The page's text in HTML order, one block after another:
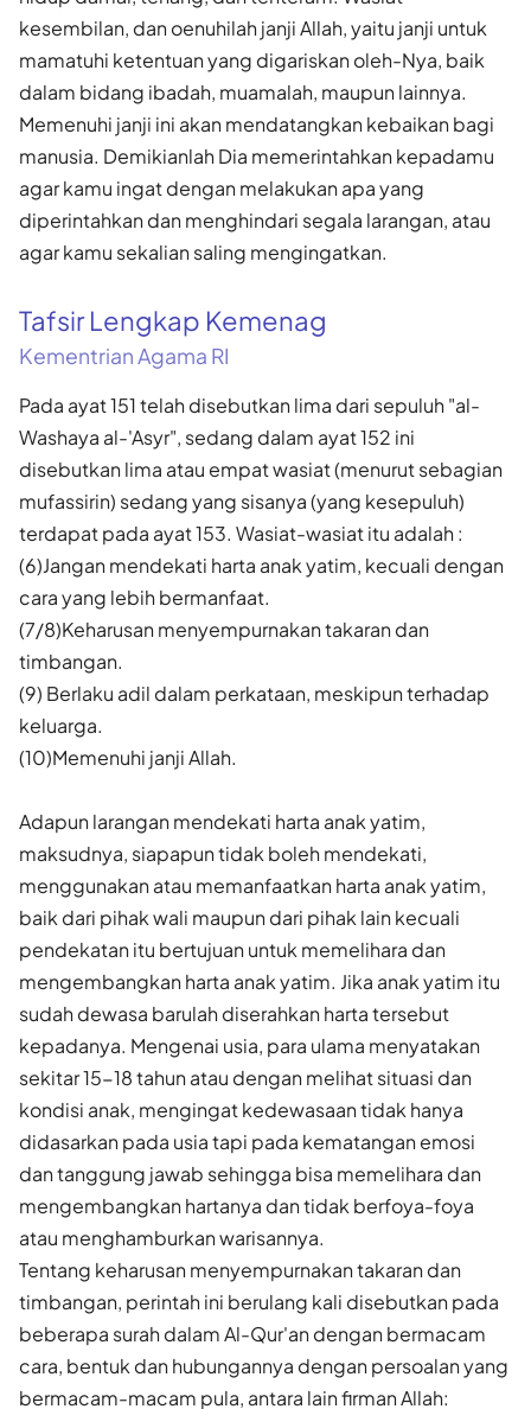
kesembilan, dan oenuhilah janji Allah, yaitu janji untuk
mamatuhi ketentuan yang digariskan oleh-Nya, baik
dalam bidang ibadah, muamalah, maupun lainnya.
Memenuhi janji ini akan mendatangkan kebaikan bagi
manusia. Demikianlah Dia memerintahkan kepadamu
agar kamu ingat dengan melakukan apa yang
diperintahkan dan menghindari segala larangan, atau
agar kamu sekalian saling mengingatkan.
Tafsir Lengkap Kemenag
Kementrian Agama RI
Pada ayat 151 telah disebutkan lima dari sepuluh "al-
Washaya al-'Asyr", sedang dalam ayat 152 ini
disebutkan lima atau empat wasiat (menurut sebagian
mufassirin) sedang yang sisanya (yang kesepuluh)
terdapat pada ayat 153. Wasiat-wasiat itu adalah :
(6)Jangan mendekati harta anak yatim, kecuali dengan
cara yang lebih bermanfaat.
(7/8)Keharusan menyempurnakan takaran dan
timbangan.
(9) Berlaku adil dalam perkataan, meskipun terhadap
keluarga.
(10)Memenuhi janji Allah.
Adapun larangan mendekati harta anak yatim,
maksudnya, siapapun tidak boleh mendekati,
menggunakan atau memanfaatkan harta anak yatim,
baik dari pihak wali maupun dari pihak lain kecuali
pendekatan itu bertujuan untuk memelihara dan
mengembangkan harta anak yatim. Jika anak yatim itu
sudah dewasa barulah diserahkan harta tersebut
kepadanya. Mengenai usia, para ulama menyatakan
sekitar 15-18 tahun atau dengan melihat situasi dan
kondisi anak, mengingat kedewasaan tidak hanya
didasarkan pada usia tapi pada kematangan emosi
dan tanggung jawab sehingga bisa memelihara dan
mengembangkan hartanya dan tidak berfoya-foya
atau menghamburkan warisannya.
Tentang keharusan menyempurnakan takaran dan
timbangan, perintah ini berulang kali disebutkan pada
beberapa surah dalam Al-Qur'an dengan bermacam
cara, bentuk dan hubungannya dengan persoalan yang
bermacam-macam pula, antara lain firman Allah: